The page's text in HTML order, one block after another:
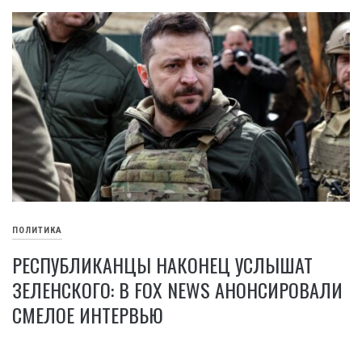
ПОЛИТИКА
РЕСПУБЛИКАНЦЫ НАКОНЕЦ УСЛЫШАТ
ЗЕЛЕНСКОГО: В FOX NEWS АНОНСИРОВАЛИ
СМЕЛОЕ ИНТЕРВЬЮ